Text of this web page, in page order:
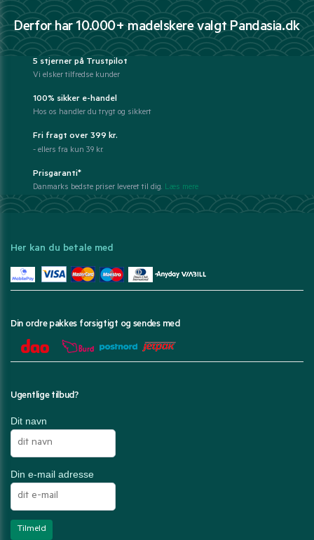
Derfor har 10.000+ madelskere valgt Pandasia.dk
5 stjerner på Trustpilot
Vi elsker tilfredse kunder
100% sikker e-handel
Hos os handler du trygt og sikkert
Fri fragt over 399 kr.
- ellers fra kun 39 kr.
Prisgaranti*
Danmarks bedste priser leveret til dig. Læs mere
Her kan du betale med
Din ordre pakkes forsigtigt og sendes med
Ugentlige tilbud?
Dit navn
Din e-mail adresse